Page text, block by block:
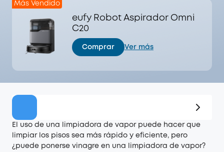
Más Vendido
eufy Robot Aspirador Omni
C20
Comprar Ver más
El uso de una limpiadora de vapor puede hacer que
limpiar los pisos sea más rápido y eficiente, pero
¿puede ponerse vinagre en una limpiadora de vapor?